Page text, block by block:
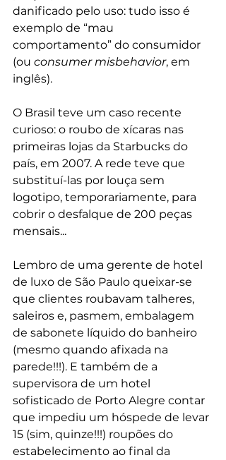
danificado pelo uso: tudo isso é
exemplo de “mau
comportamento” do consumidor
(ou consumer misbehavior, em
inglês).
O Brasil teve um caso recente
curioso: o roubo de xícaras nas
primeiras lojas da Starbucks do
país, em 2007. A rede teve que
substituí-las por louça sem
logotipo, temporariamente, para
cobrir o desfalque de 200 peças
mensais...
Lembro de uma gerente de hotel
de luxo de São Paulo queixar-se
que clientes roubavam talheres,
saleiros e, pasmem, embalagem
de sabonete líquido do banheiro
(mesmo quando afixada na
parede!!!). E também de a
supervisora de um hotel
sofisticado de Porto Alegre contar
que impediu um hóspede de levar
15 (sim, quinze!!!) roupões do
estabelecimento ao final da